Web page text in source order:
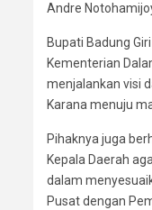
Andre
Bupati Badung
Kementerian
menjalankan visi
Karana menuju
Pihaknya juga
Kepala Daerah
dalam
Pusat dengan